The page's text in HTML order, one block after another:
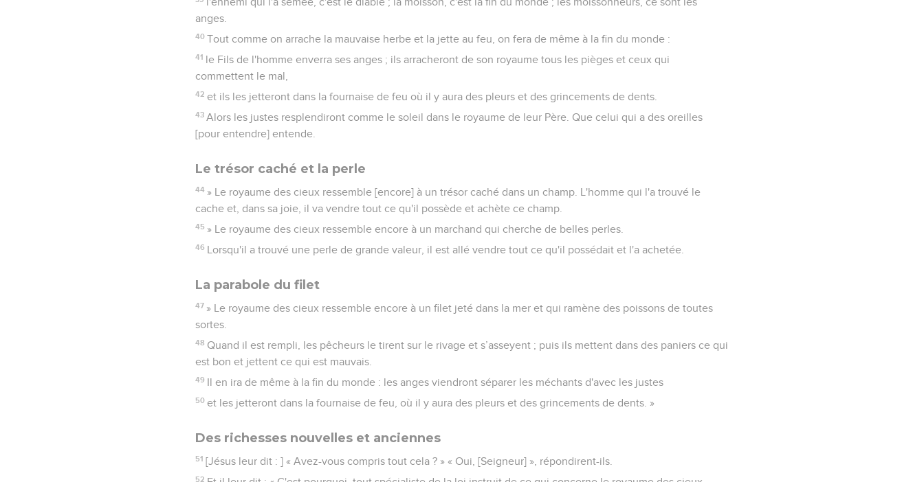
anges.
40 Tout comme on arrache la mauvaise herbe et la jette au feu, on fera de même à la fin du monde :
41 le Fils de l'homme enverra ses anges ; ils arracheront de son royaume tous les pièges et ceux qui
commettent le mal,
42 et ils les jetteront dans la fournaise de feu où il y aura des pleurs et des grincements de dents.
43 Alors les justes resplendiront comme le soleil dans le royaume de leur Père. Que celui qui a des oreilles
[pour entendre] entende.
Le trésor caché et la perle
44 » Le royaume des cieux ressemble [encore] à un trésor caché dans un champ. L'homme qui l'a trouvé le
cache et, dans sa joie, il va vendre tout ce qu'il possède et achète ce champ.
45 » Le royaume des cieux ressemble encore à un marchand qui cherche de belles perles.
46 Lorsqu'il a trouvé une perle de grande valeur, il est allé vendre tout ce qu'il possédait et l'a achetée.
La parabole du filet
47 » Le royaume des cieux ressemble encore à un filet jeté dans la mer et qui ramène des poissons de toutes
sortes.
48 Quand il est rempli, les pêcheurs le tirent sur le rivage et s’asseyent ; puis ils mettent dans des paniers ce qui
est bon et jettent ce qui est mauvais.
49 Il en ira de même à la fin du monde : les anges viendront séparer les méchants d'avec les justes
50 et les jetteront dans la fournaise de feu, où il y aura des pleurs et des grincements de dents. »
Des richesses nouvelles et anciennes
51 [Jésus leur dit : ] « Avez-vous compris tout cela ? » « Oui, [Seigneur] », répondirent-ils.
52